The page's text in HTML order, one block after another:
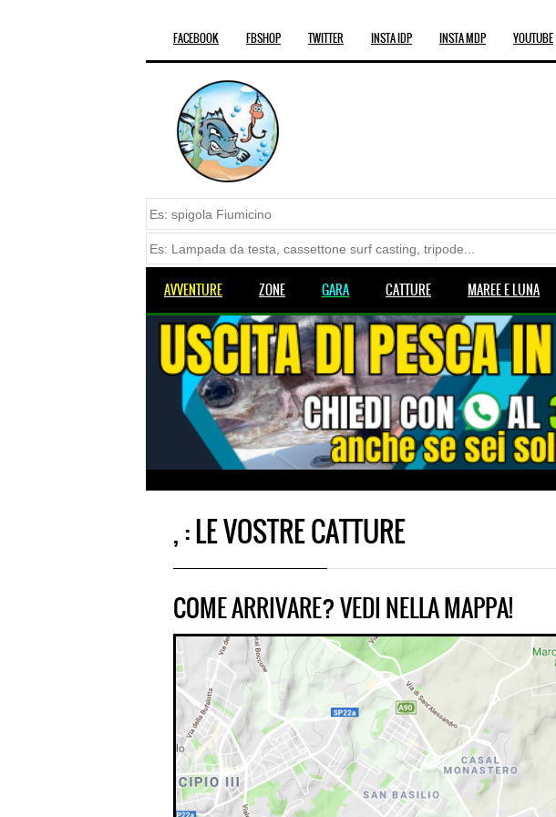
FACEBOOK FBSHOP TWITTER INSTA IDP INSTA MDP YOUTUBE
AVVENTURE ZONE GARA CATTURE MAREE E LUNA
, : LE VOSTRE CATTURE
COME ARRIVARE? VEDI NELLA MAPPA!